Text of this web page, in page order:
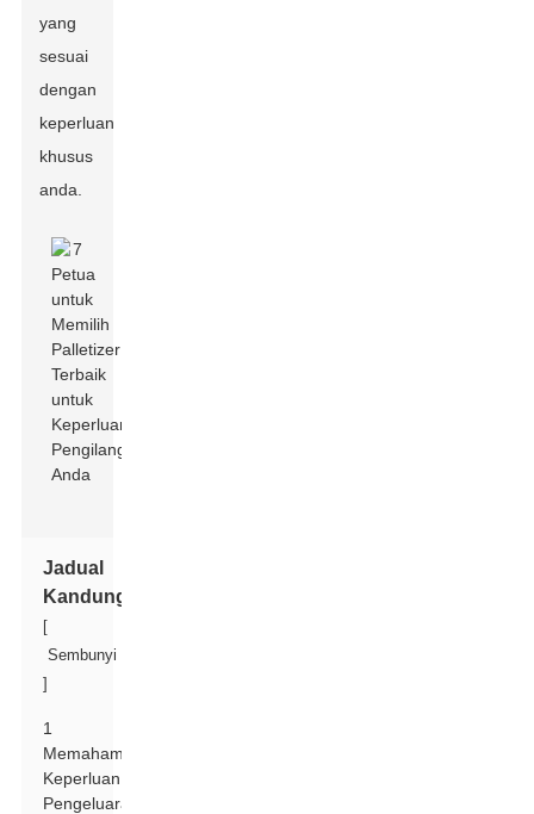
yang
sesuai
dengan
keperluan
khusus
anda.
Jadual
Kandungan
[
Sembunyi
]
1
Memahami
Keperluan
Pengeluaran